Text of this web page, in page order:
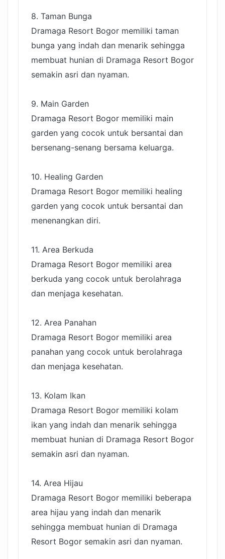
8. Taman Bunga
Dramaga Resort Bogor memiliki taman
bunga yang indah dan menarik sehingga
membuat hunian di Dramaga Resort Bogor
semakin asri dan nyaman.
9. Main Garden
Dramaga Resort Bogor memiliki main
garden yang cocok untuk bersantai dan
bersenang-senang bersama keluarga.
10. Healing Garden
Dramaga Resort Bogor memiliki healing
garden yang cocok untuk bersantai dan
menenangkan diri.
11. Area Berkuda
Dramaga Resort Bogor memiliki area
berkuda yang cocok untuk berolahraga
dan menjaga kesehatan.
12. Area Panahan
Dramaga Resort Bogor memiliki area
panahan yang cocok untuk berolahraga
dan menjaga kesehatan.
13. Kolam Ikan
Dramaga Resort Bogor memiliki kolam
ikan yang indah dan menarik sehingga
membuat hunian di Dramaga Resort Bogor
semakin asri dan nyaman.
14. Area Hijau
Dramaga Resort Bogor memiliki beberapa
area hijau yang indah dan menarik
sehingga membuat hunian di Dramaga
Resort Bogor semakin asri dan nyaman.